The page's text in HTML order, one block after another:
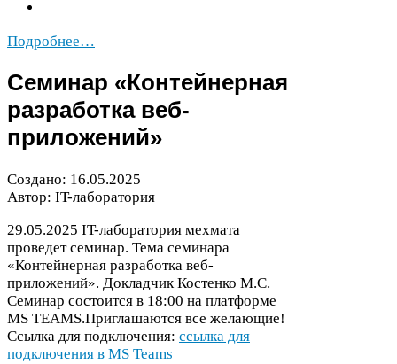
Подробнее…
Семинар «Контейнерная
разработка веб-​
приложений»
Создано: 16.05.2025
Автор: IT-​лаборатория
29.05.2025 IT-​лаборатория мехмата
проведет семинар. Тема семинара
«Контейнерная разработка веб-​
приложений». Докладчик Костенко М.С.
Семинар состоится в 18:00 на платформе
MS TEAMS.Приглашаются все желающие!
Ссылка для подключения: ссылка для
подключения в MS Teams